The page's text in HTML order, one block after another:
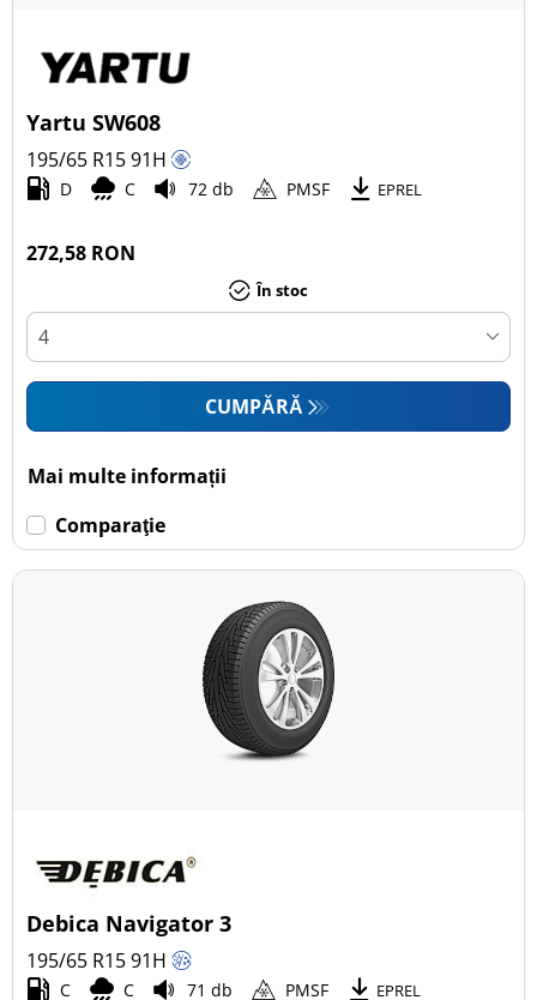
Yartu SW608
195/65 R1591H
D C 72 db PMSF EPREL
272,58 RON
În stoc
CUMPĂRĂ
Mai multe informații
Comparaţie
Debica Navigator 3
195/65 R1591H
C C 71 db PMSF EPREL